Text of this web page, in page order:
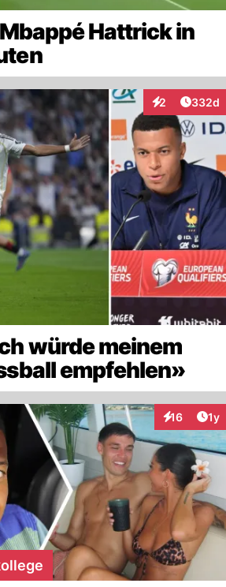
Hattrick in
2
Interaktionen
332d
würde meinem
empfehlen»
16 1y